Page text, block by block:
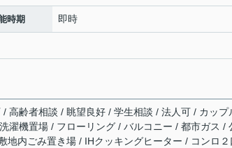
時期 即時
高齢者相談 / 眺望良好 / 学生相談 / 法人可 / カップ
濯機置場 / フローリング / バルコニー / 都市ガス /
地内ごみ置き場 / IHクッキングヒーター / コンロ２